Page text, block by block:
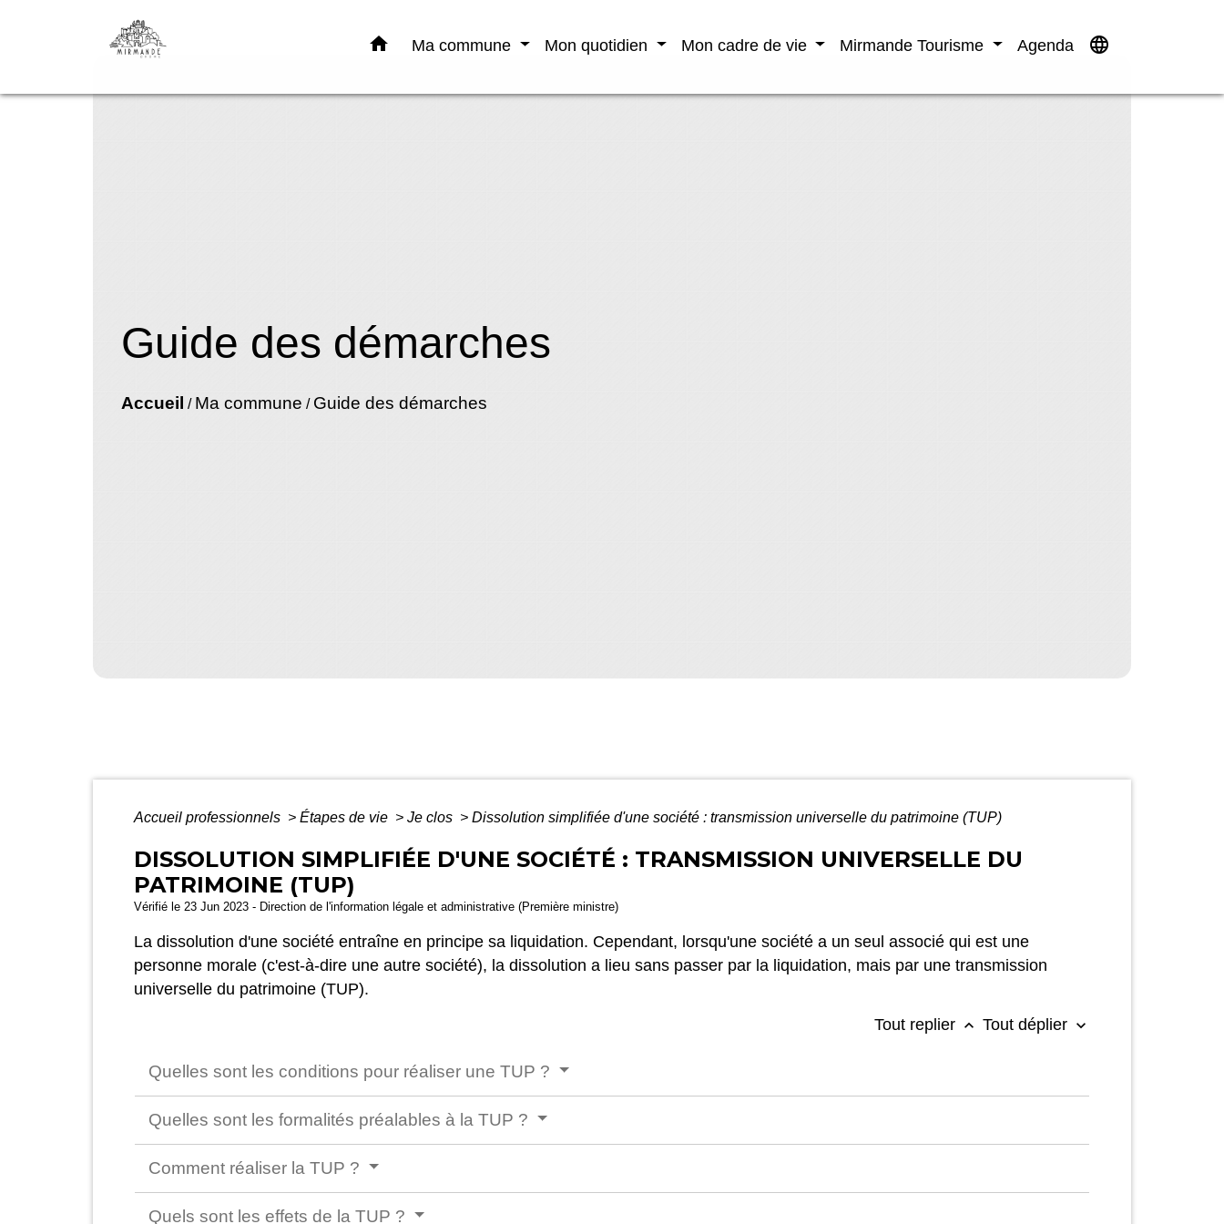
home Ma commune Mon quotidien Mon cadre de vie Mirmande Tourisme Agenda language
Guide des démarches
Accueil / Ma commune / Guide des démarches
Accueil professionnels > Étapes de vie > Je clos > Dissolution simplifiée d'une société : transmission universelle du patrimoine (TUP)
DISSOLUTION SIMPLIFIÉE D'UNE SOCIÉTÉ : TRANSMISSION UNIVERSELLE DU
PATRIMOINE (TUP)
Vérifié le 23 Jun 2023 - Direction de l'information légale et administrative (Première ministre)
La dissolution d'une société entraîne en principe sa liquidation. Cependant, lorsqu'une société a un seul associé qui est une
personne morale (c'est-à-dire une autre société), la dissolution a lieu sans passer par la liquidation, mais par une transmission
universelle du patrimoine (TUP).
Tout replier keyboard_arrow_up Tout déplier keyboard_arrow_down
Quelles sont les conditions pour réaliser une TUP ?
Quelles sont les formalités préalables à la TUP ?
Comment réaliser la TUP ?
Quels sont les effets de la TUP ?